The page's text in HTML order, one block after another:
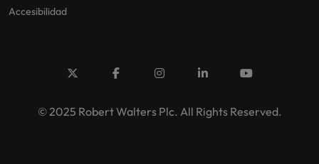
Accesibilidad
© 2025 Robert Walters Plc. All Rights Reserved.